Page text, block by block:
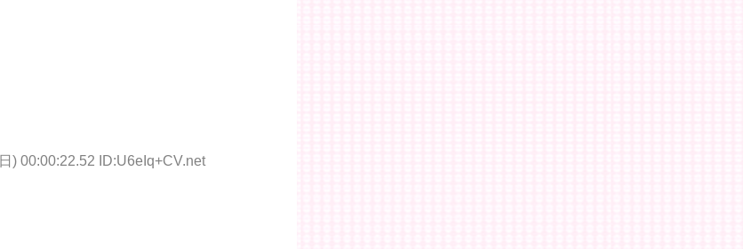
) 00:00:22.52 ID:U6eIq+CV.net